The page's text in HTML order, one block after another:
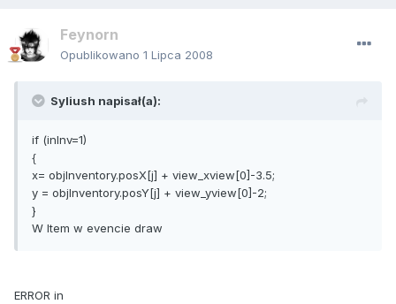
Feynorn
Opublikowano 1 Lipca 2008
Syliush napisał(a):
if (inInv=1)
{
x= objInventory.posX[j] + view_xview[0]-3.5;
y = objInventory.posY[j] + view_yview[0]-2;
}
W Item w evencie draw
ERROR in